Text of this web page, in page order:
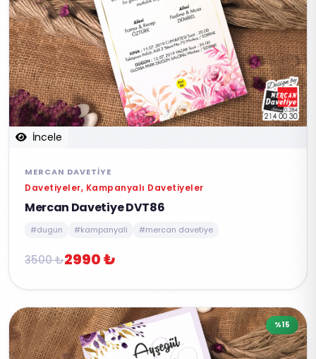
İncele
MERCAN DAVETIYE
Davetiyeler, Kampanyalı Davetiyeler
Mercan Davetiye DVT86
#dugun #kampanyali #mercan davetiye
3500 ₺2990 ₺
%15